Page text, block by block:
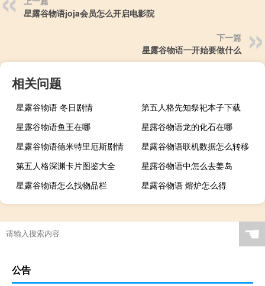
星露谷物语joja会员怎么开启电影院
下一篇
星露谷物语一开始要做什么
相关问题
星露谷物语 冬日剧情
第五人格先知祭祀本子下载
星露谷物语鱼王在哪
星露谷物语龙的化石在哪
星露谷物语德米特里厄斯剧情
星露谷物语联机数据怎么转移
第五人格深渊卡片图鉴大全
星露谷物语中怎么去姜岛
星露谷物语怎么找物品栏
星露谷物语 熔炉怎么得
☚
公告